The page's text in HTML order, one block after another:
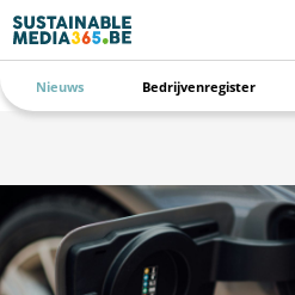
Nieuws Bedrijvenregister